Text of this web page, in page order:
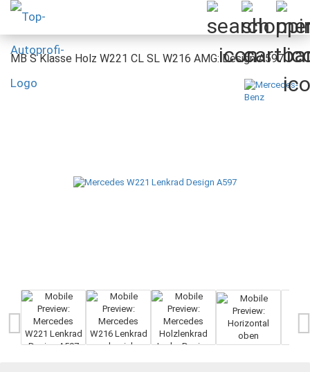
MB S Klasse Holz W221 CL SL W216 AMG: Design A597